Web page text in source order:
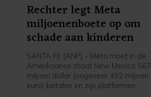
Rechter legt Meta
miljoenenboete op om
schade aan kinderen
SANTA FE (ANP) - Meta moet in de
Amerikaanse staat New Mexico 567
miljoen dollar (ongeveer 492 miljoen
euro) betalen en zijn platformen